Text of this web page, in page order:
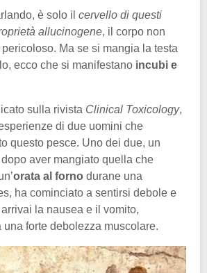
è solo il cervello di questi
allucinogene, il corpo non
Ma se si mangia la testa
ecco che si manifestano incubi e
sulla rivista Clinical Toxicology,
di due uomini che
questo pesce. Uno dei due, un
aver mangiato quella che
orata al forno durane una
ha cominciato a sentirsi debole e
la nausea e il vomito,
forte debolezza muscolare.